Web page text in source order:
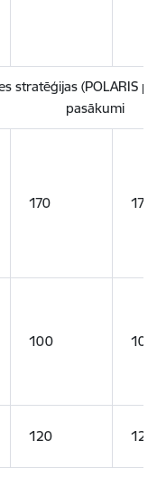
stratēģijas (POLARIS
pasākumi
170 170
100 100
120 120